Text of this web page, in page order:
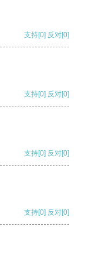
支持[0] 反对[0]
支持[0] 反对[0]
支持[0] 反对[0]
支持[0] 反对[0]